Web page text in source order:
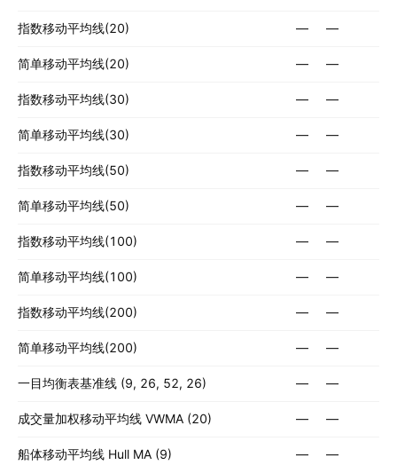
指数移动平均线(20) — —
简单移动平均线(20) — —
指数移动平均线(30) — —
简单移动平均线(30) — —
指数移动平均线(50) — —
简单移动平均线(50) — —
指数移动平均线(100) — —
简单移动平均线(100) — —
指数移动平均线(200) — —
简单移动平均线(200) — —
一目均衡表基准线 (9, 26, 52, 26) — —
成交量加权移动平均线 VWMA (20) — —
船体移动平均线 Hull MA (9) — —